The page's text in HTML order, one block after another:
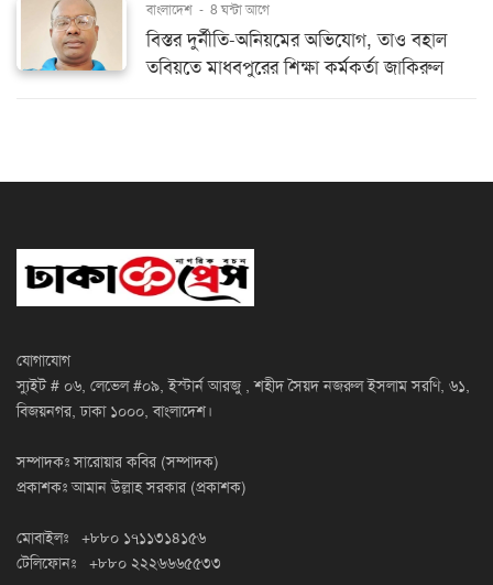
বাংলাদেশ - 8 ঘন্টা আগে
বিস্তর দুর্নীতি-অনিয়মের অভিযোগ, তাও বহাল
তবিয়তে মাধবপুরের শিক্ষা কর্মকর্তা জাকিরুল
যোগাযোগ
স্যুইট # ০৬, লেভেল #০৯, ইস্টার্ন আরজু , শহীদ সৈয়দ নজরুল ইসলাম সরণি, ৬১,
বিজয়নগর, ঢাকা ১০০০, বাংলাদেশ।
সম্পাদকঃ সারোয়ার কবির (সম্পাদক)
প্রকাশকঃ আমান উল্লাহ সরকার (প্রকাশক)
মোবাইলঃ +৮৮০ ১৭১১৩১৪১৫৬
টেলিফোনঃ +৮৮০ ২২২৬৬৬৫৫৩৩